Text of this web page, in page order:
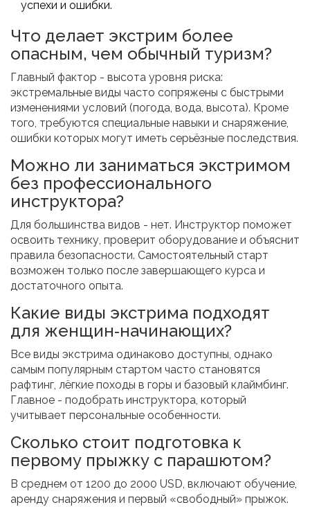
успехи и ошибки.
Что делает экстрим более
опасным, чем обычный туризм?
Главный фактор - высота уровня риска:
экстремальные виды часто сопряжены с быстрыми
изменениями условий (погода, вода, высота). Кроме
того, требуются специальные навыки и снаряжение,
ошибки которых могут иметь серьёзные последствия.
Можно ли заниматься экстримом
без профессионального
инструктора?
Для большинства видов - нет. Инструктор поможет
освоить технику, проверит оборудование и объяснит
правила безопасности. Самостоятельный старт
возможен только после завершающего курса и
достаточного опыта.
Какие виды экстрима подходят
для женщин‑начинающих?
Все виды экстрима одинаково доступны, однако
самым популярным стартом часто становятся
рафтинг, лёгкие походы в горы и базовый клаймбинг.
Главное - подобрать инструктора, который
учитывает персональные особенности.
Сколько стоит подготовка к
первому прыжку с парашютом?
В среднем от 1200 до 2000 USD, включают обучение,
аренду снаряжения и первый «свободный» прыжок.